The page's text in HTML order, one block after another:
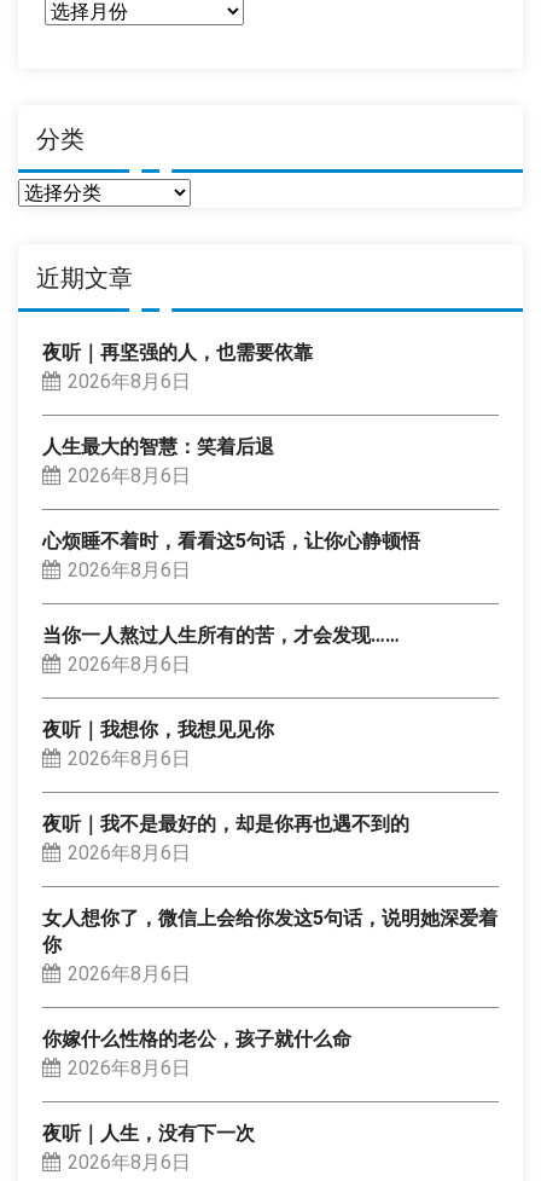
分类
分
近期文章
夜听｜再坚强的人，也需要依靠
2026年8月6日
人生最大的智慧：笑着后退
2026年8月6日
心烦睡不着时，看看这5句话，让你心静顿悟
2026年8月6日
当你一人熬过人生所有的苦，才会发现……
2026年8月6日
夜听｜我想你，我想见见你
2026年8月6日
夜听｜我不是最好的，却是你再也遇不到的
2026年8月6日
女人想你了，微信上会给你发这5句话，说明她深爱着
你
2026年8月6日
你嫁什么性格的老公，孩子就什么命
2026年8月6日
夜听｜人生，没有下一次
2026年8月6日